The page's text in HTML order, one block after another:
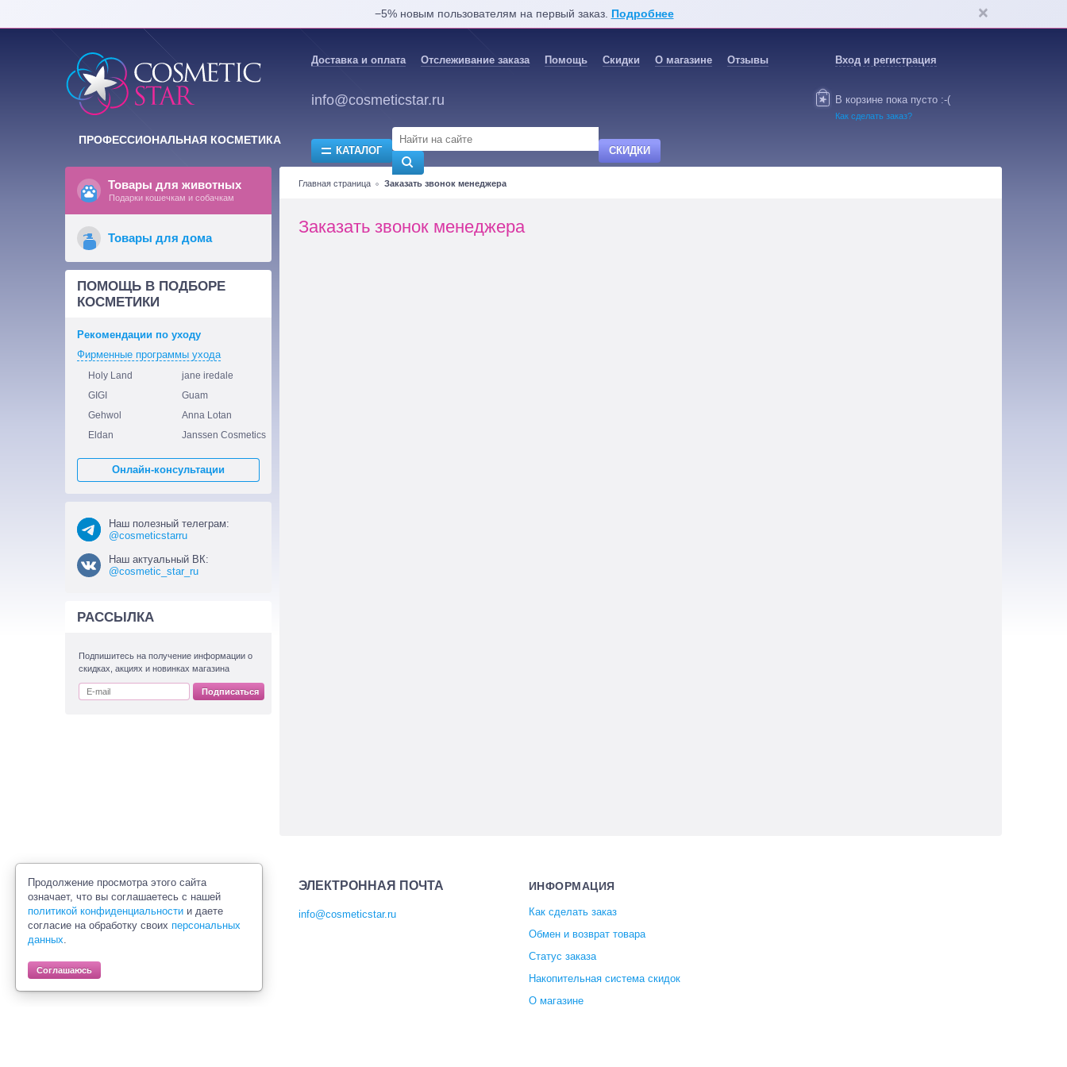
−5% новым пользователям на первый заказ. Подробнее
ПРОФЕССИОНАЛЬНАЯ КОСМЕТИКА
Доставка и оплата Отслеживание заказа Помощь Скидки О магазине Отзывы Вход и регистрация
info@cosmeticstar.ru
КАТАЛОГ СКИДКИ
В корзине пока пусто :-(
Как сделать заказ?
Главная страница Заказать звонок менеджера
Заказать звонок менеджера
Товары для животных
Подарки кошечкам и собачкам
Товары для дома
ПОМОЩЬ В ПОДБОРЕ
КОСМЕТИКИ
Рекомендации по уходу
Фирменные программы ухода
Holy Land
jane iredale
GIGI
Guam
Gehwol
Anna Lotan
Eldan
Janssen Cosmetics
Онлайн-консультации
Наш полезный телеграм:
@cosmeticstarru
Наш актуальный ВК:
@cosmetic_star_ru
РАССЫЛКА
Подпишитесь на получение информации о
скидках, акциях и новинках магазина
Подписаться
Политика конфиденциальности
данных
ЭЛЕКТРОННАЯ ПОЧТА
info@cosmeticstar.ru
ИНФОРМАЦИЯ
Как сделать заказ
Обмен и возврат товара
Статус заказа
Накопительная система скидок
О магазине
Продолжение просмотра этого сайта
означает, что вы соглашаетесь с нашей
политикой конфиденциальности и даете
согласие на обработку своих персональных
данных.
Соглашаюсь